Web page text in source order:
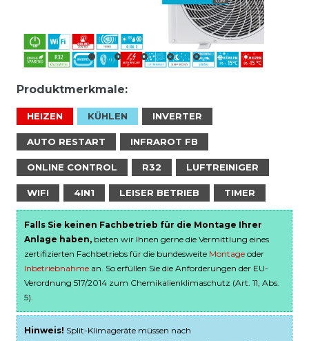
Produktmerkmale:
HEIZEN KÜHLEN INVERTER
AUTO RESTART INFRAROT FB
ONLINE CONTROL R32 LUFTREINIGER
WIFI 4IN1 LEISER BETRIEB TIMER
Falls Sie keinen Fachbetrieb für die Montage Ihrer
Anlage haben, bieten wir Ihnen gerne die Vermittlung eines
zertifizierten Fachbetriebs für die bundesweite Montage oder
Inbetriebnahme an. So erfüllen Sie die Anforderungen der EU-
Verordnung 517/2014 zum Chemikalienklimaschutz (Art. 11, Abs.
5).
Hinweis! Split-Klimageräte müssen nach